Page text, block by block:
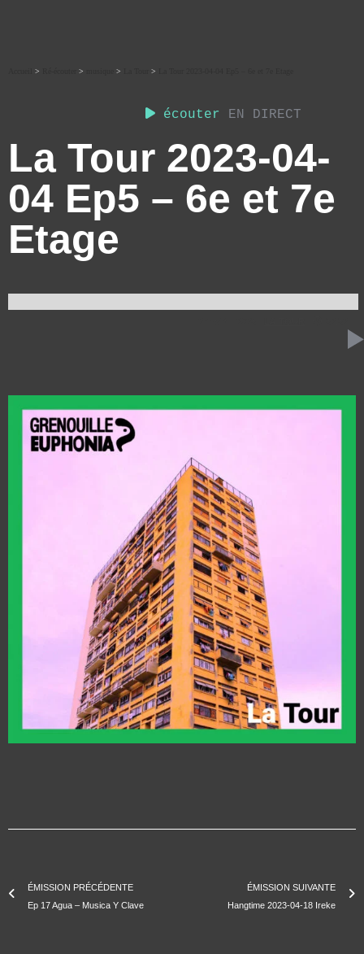
écouter EN DIRECT
> > > >
La Tour 2023-04-
04 Ep5 – 6e et 7e
Etage
ÉMISSION PRÉCÉDENTE
Ep 17 Agua – Musica Y Clave
ÉMISSION SUIVANTE
Hangtime 2023-04-18 Ireke